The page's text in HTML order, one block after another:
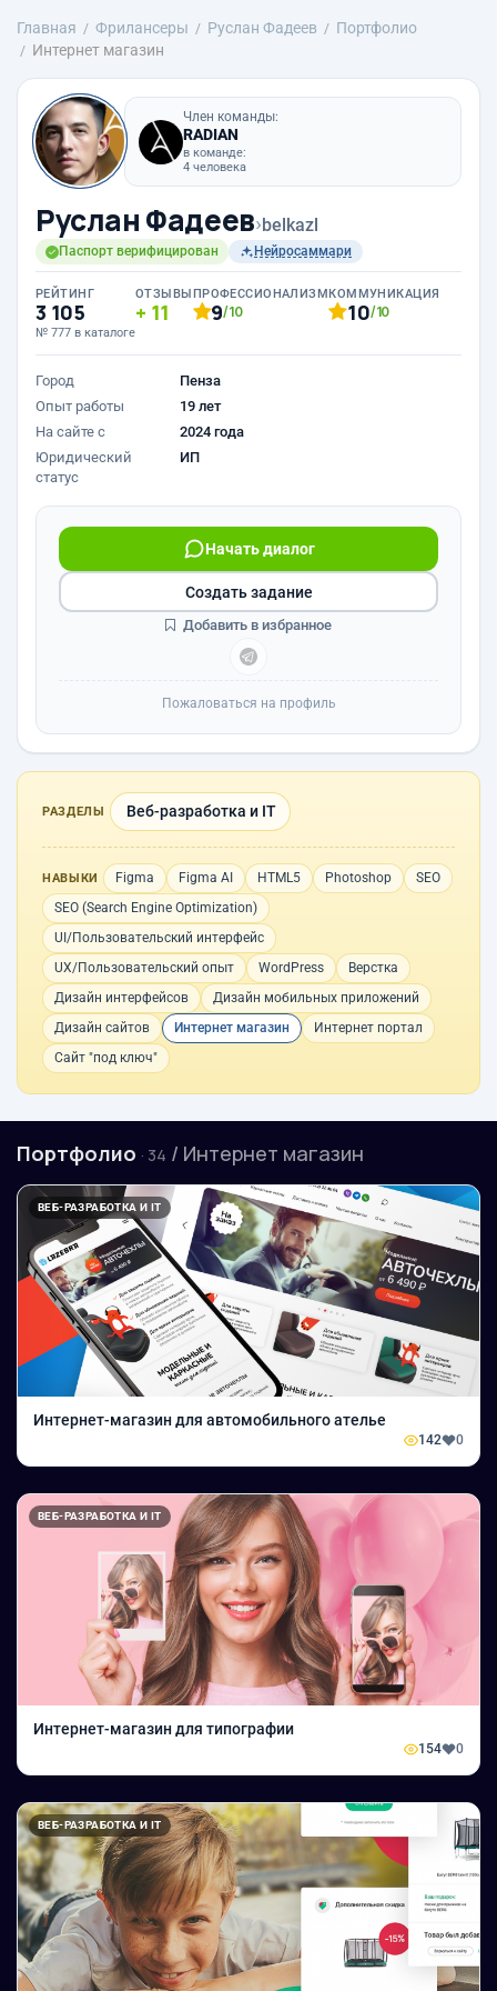
Главная Фрилансеры Руслан Фадеев
Портфолио
Интернет магазин
Член команды:
RADIAN
в команде:
4 человека
Руслан Фадеев›belkazl
Паспорт верифицирован Нейросаммари
РЕЙТИНГ
3 105
№ 777 в каталоге
ОТЗЫВЫ
11
ПРОФЕССИОНАЛИЗМ
9/10
КОММУНИКАЦИЯ
10/10
Город
Пенза
Опыт работы
19 лет
На сайте с
2024 года
Юридический
статус
ИП
Начать диалог
Создать задание
Добавить в избранное
Пожаловаться на профиль
РАЗДЕЛЫ Веб-разработка и IT
НАВЫКИ Figma Figma AI HTML5 Photoshop
SEO
SEO (Search Engine Optimization)
UI/Пользовательский интерфейс
UX/Пользовательский опыт
WordPress
Верстка
Дизайн интерфейсов
Дизайн мобильных приложений
Дизайн сайтов
Интернет магазин
Интернет портал
Сайт "под ключ"
Портфолио · 34 / Интернет магазин
ВЕБ-РАЗРАБОТКА И IT
Интернет-магазин для автомобильного ателье
142 0
ВЕБ-РАЗРАБОТКА И IT
Интернет-магазин для типографии
154 0
ВЕБ-РАЗРАБОТКА И IT